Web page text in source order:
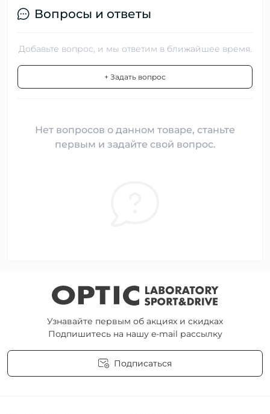
Вопросы и ответы
Добавьте вопрос, и мы ответим в ближайшее время.
+ Задать вопрос
Нет вопросов о данном товаре, станьте
первым и задайте свой вопрос.
Узнавайте первым об акциях и скидках
Подпишитесь на нашу e-mail рассылку
Подписаться
Пользовательское соглашение